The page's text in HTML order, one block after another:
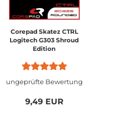
Corepad Skatez CTRL
Logitech G303 Shroud
Edition
ungeprüfte Bewertung
9,49 EUR